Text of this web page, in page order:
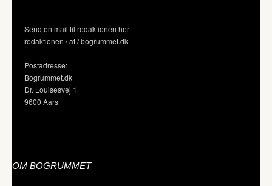
Send en mail til redaktionen her
redaktionen / at / bogrummet.dk
Postadresse:
Bogrummet.dk
Dr. Louisesvej 1
9600 Aars
OM BOGRUMMET